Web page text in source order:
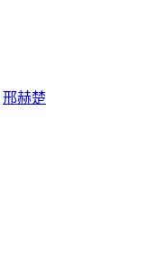
邢赫楚